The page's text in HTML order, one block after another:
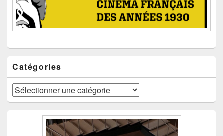
Catégories
Catégories